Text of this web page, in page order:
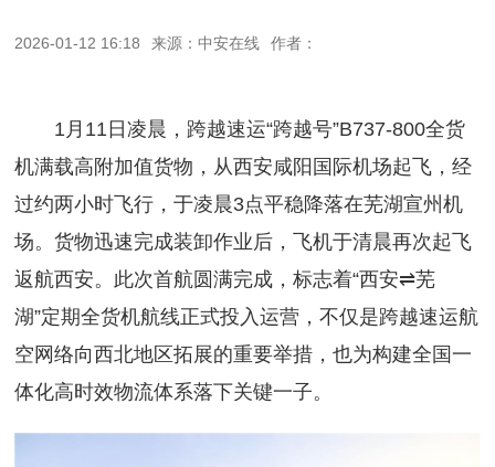
2026-01-12 16:18 来源：中安在线 作者：
1月11日凌晨，跨越速运“跨越号”B737-800全货
机满载高附加值货物，从西安咸阳国际机场起飞，经
过约两小时飞行，于凌晨3点平稳降落在芜湖宣州机
场。货物迅速完成装卸作业后，飞机于清晨再次起飞
返航西安。此次首航圆满完成，标志着“西安⇌芜
湖”定期全货机航线正式投入运营，不仅是跨越速运航
空网络向西北地区拓展的重要举措，也为构建全国一
体化高时效物流体系落下关键一子。